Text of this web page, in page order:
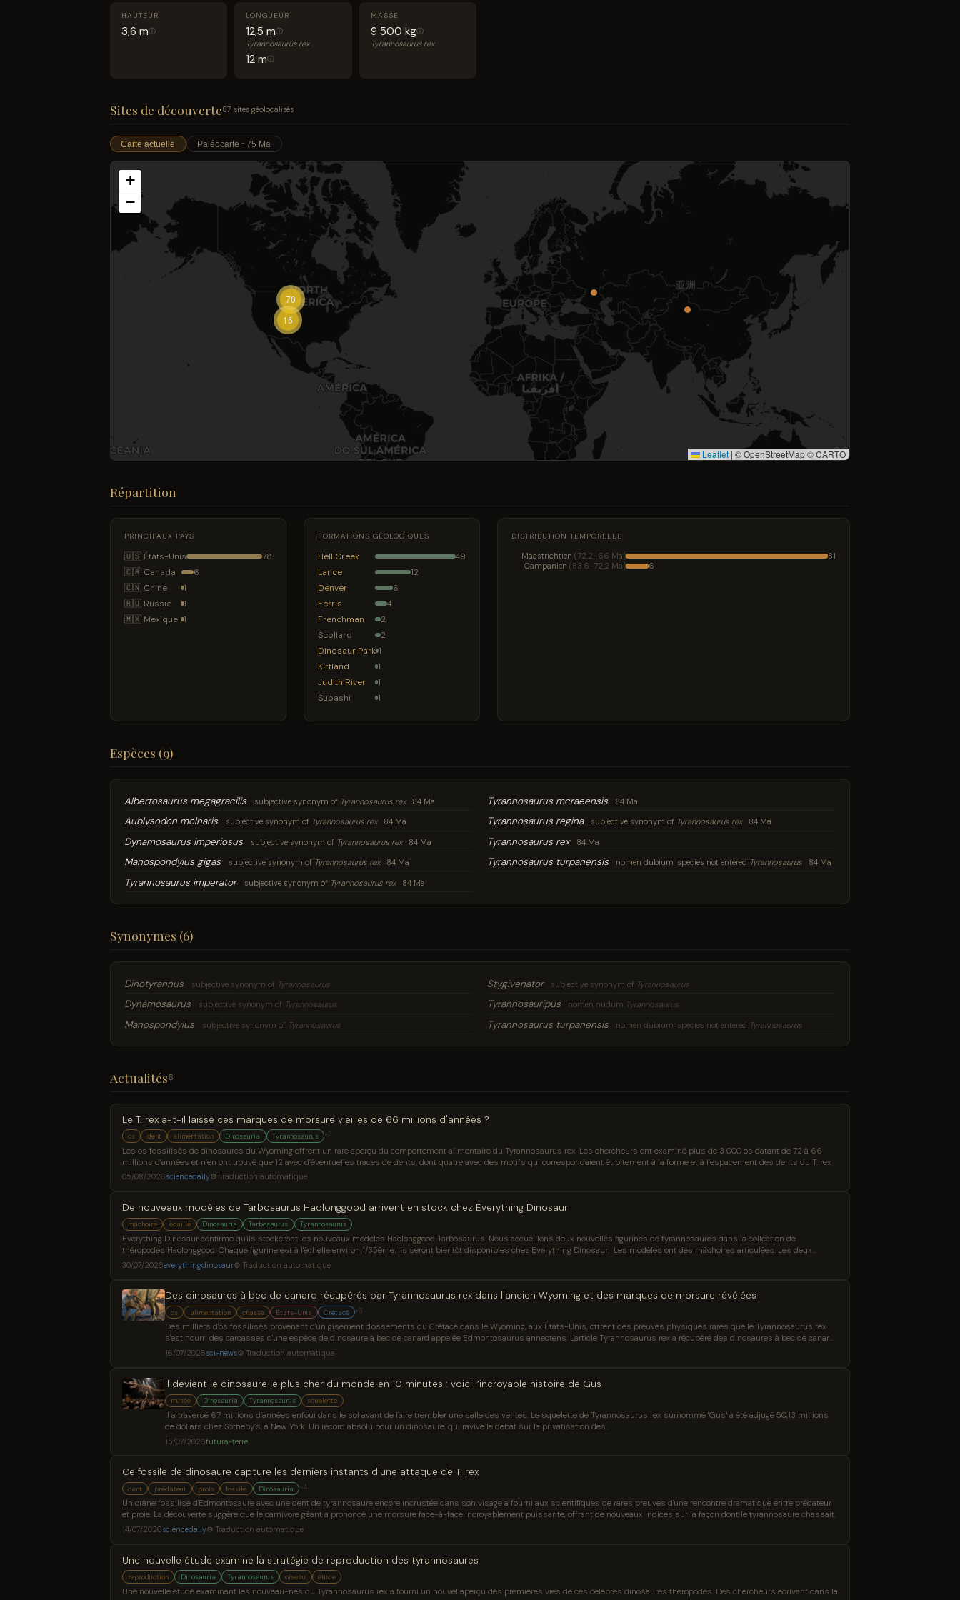
HAUTEUR
3,6 mⓘ
LONGUEUR
12,5 mⓘ
Tyrannosaurus rex
12 mⓘ
MASSE
9 500 kgⓘ
Tyrannosaurus rex
Sites de découverte87 sites géolocalisés
Carte actuelle Paléocarte ~75 Ma
15
70
+
−
Leaflet | © OpenStreetMap © CARTO
Répartition
PRINCIPAUX PAYS
🇺🇸 États-Unis 78
🇨🇦 Canada 6
🇨🇳 Chine 1
🇷🇺 Russie 1
🇲🇽 Mexique 1
FORMATIONS GÉOLOGIQUES
Hell Creek 49
Lance 12
Denver 6
Ferris 4
Frenchman 2
Scollard 2
Dinosaur Park 1
Kirtland 1
Judith River 1
Subashi 1
DISTRIBUTION TEMPORELLE
Maastrichtien (72.2–66 Ma)
81
Campanien (83.6–72.2 Ma) 6
Espèces (9)
Albertosaurus megagracilis subjective synonym of Tyrannosaurus rex 84 Ma
Aublysodon molnaris subjective synonym of Tyrannosaurus rex 84 Ma
Dynamosaurus imperiosus subjective synonym of Tyrannosaurus rex 84 Ma
Manospondylus gigas subjective synonym of Tyrannosaurus rex 84 Ma
Tyrannosaurus imperator subjective synonym of Tyrannosaurus rex 84 Ma
Tyrannosaurus mcraeensis 84 Ma
Tyrannosaurus regina subjective synonym of Tyrannosaurus rex 84 Ma
Tyrannosaurus rex 84 Ma
Tyrannosaurus turpanensis nomen dubium, species not entered Tyrannosaurus 84 Ma
Synonymes (6)
Dinotyrannus subjective synonym of Tyrannosaurus
Dynamosaurus subjective synonym of Tyrannosaurus
Manospondylus subjective synonym of Tyrannosaurus
Stygivenator subjective synonym of Tyrannosaurus
Tyrannosauripus nomen nudum Tyrannosaurus
Tyrannosaurus turpanensis nomen dubium, species not entered Tyrannosaurus
Actualités6
Le T. rex a-t-il laissé ces marques de morsure vieilles de 66 millions d'années ?
os dent alimentation Dinosauria Tyrannosaurus +2
Les os fossilisés de dinosaures du Wyoming offrent un rare aperçu du comportement alimentaire du Tyrannosaurus rex. Les chercheurs ont examiné plus de 3 000 os datant de 72 à 66
millions d’années et n’en ont trouvé que 12 avec d’éventuelles traces de dents, dont quatre avec des motifs qui correspondaient étroitement à la forme et à l’espacement des dents du T. rex.
05/08/2026sciencedaily⚙ Traduction automatique
De nouveaux modèles de Tarbosaurus Haolonggood arrivent en stock chez Everything Dinosaur
mâchoire écaille Dinosauria Tarbosaurus Tyrannosaurus
Everything Dinosaur confirme qu'ils stockeront les nouveaux modèles Haolonggood Tarbosaurus. Nous accueillons deux nouvelles figurines de tyrannosaures dans la collection de
théropodes Haolonggood. Chaque figurine est à l'échelle environ 1/35ème. Ils seront bientôt disponibles chez Everything Dinosaur. Les modèles ont des mâchoires articulées. Les deux
nouveaux modèles de dinosaures Haolonggood Tarbosaurus bataar. Yang Lin
30/07/2026everythingdinosaur⚙ Traduction automatique
Des dinosaures à bec de canard récupérés par Tyrannosaurus rex dans l'ancien Wyoming et des marques de morsure révélées
os alimentation chasse États-Unis Crétacé +5
Des milliers d'os fossilisés provenant d'un gisement d'ossements du Crétacé dans le Wyoming, aux États-Unis, offrent des preuves physiques rares que le Tyrannosaurus rex
s'est nourri des carcasses d'une espèce de dinosaure à bec de canard appelée Edmontosaurus annectens. L'article Tyrannosaurus rex a récupéré des dinosaures à bec de canard
dans l'ancien Wyoming, les marques de morsure révèlent est apparu en premier sur Sci.News : Breaking Science News.
16/07/2026sci-news⚙ Traduction automatique
Il devient le dinosaure le plus cher du monde en 10 minutes : voici l’incroyable histoire de Gus
musée Dinosauria Tyrannosaurus squelette
Il a traversé 67 millions d’années enfoui dans le sol avant de faire trembler une salle des ventes. Le squelette de Tyrannosaurus rex surnommé "Gus" a été adjugé 50,13 millions
de dollars chez Sotheby’s, à New York. Un record absolu pour un dinosaure, qui ravive le débat sur la privatisation des...
15/07/2026futura-terre
Ce fossile de dinosaure capture les derniers instants d'une attaque de T. rex
dent prédateur proie fossile Dinosauria +4
Un crâne fossilisé d'Edmontosaure avec une dent de tyrannosaure encore incrustée dans son visage a fourni aux scientifiques de rares preuves d'une rencontre dramatique entre prédateur
et proie. La découverte suggère que le carnivore géant a prononcé une morsure face-à-face incroyablement puissante, offrant de nouveaux indices sur la façon dont le tyrannosaure chassait.
14/07/2026sciencedaily⚙ Traduction automatique
Une nouvelle étude examine la stratégie de reproduction des tyrannosaures
reproduction Dinosauria Tyrannosaurus oiseau étude
Une nouvelle étude examinant les nouveau-nés du Tyrannosaurus rex a fourni un nouvel aperçu des premières vies de ces célèbres dinosaures théropodes. Des chercheurs écrivant dans la